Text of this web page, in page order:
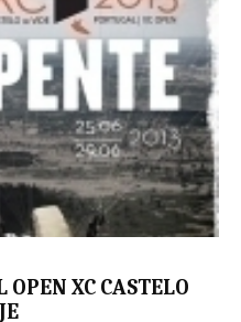
XC CASTELO